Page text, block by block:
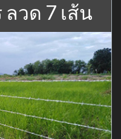
ลวด 7 เส้น